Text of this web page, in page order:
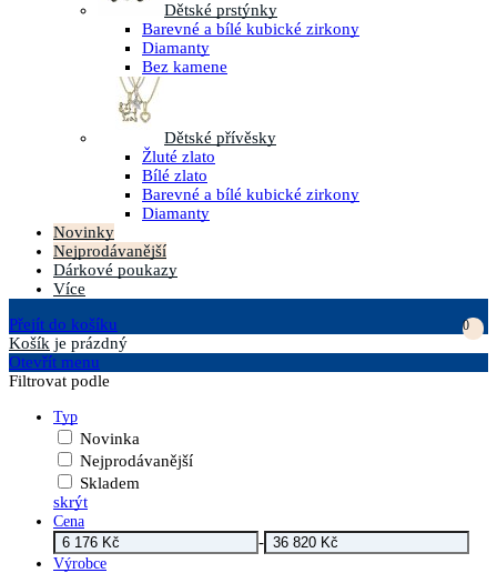
Dětské prstýnky
Barevné a bílé kubické zirkony
Diamanty
Bez kamene
Dětské přívěsky
Žluté zlato
Bílé zlato
Barevné a bílé kubické zirkony
Diamanty
Novinky
Nejprodávanější
Dárkové poukazy
Více
Přejít do košíku
0
Košík je prázdný
Otevřít menu
Filtrovat podle
Typ
Novinka
Nejprodávanější
Skladem
skrýt
Cena
-
Výrobce